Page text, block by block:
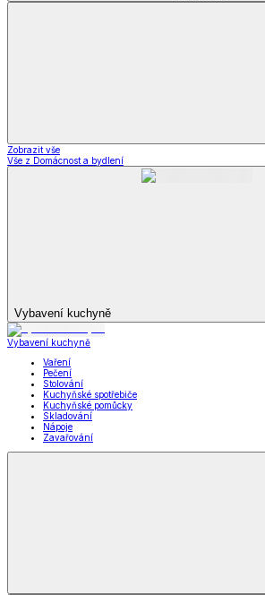
Zobrazit vše
Vše z Domácnost a bydlení
Vybavení kuchyně
Vybavení kuchyně
Vaření
Pečení
Stolování
Kuchyňské spotřebiče
Kuchyňské pomůcky
Skladování
Nápoje
Zavařování